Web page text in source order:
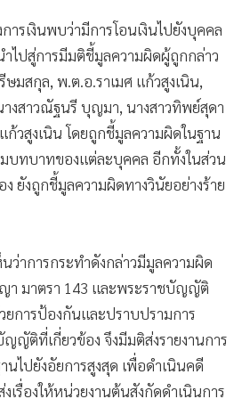
ารเงินพบว่ามีการโอนเงินไปยังบุคคล
ำไปสู่การมีมติชี้มูลความผิดผู้ถูกกล่าว
มสกุล, พ.ต.อ.ราเมศ แก้วสูงเนิน,
างสาวณัฐนรี บุญมา, นางสาวทิพย์สุดา
ก้วสูงเนิน โดยถูกชี้มูลความผิดในฐาน
บทบาทของแต่ละบุคคล อีกทั้งในส่วน
ง ยังถูกชี้มูลความผิดทางวินัยอย่างร้าย
ว่าการกระทำดังกล่าวมีมูลความผิด
า มาตรา 143 และพระราชบัญญัติ
การป้องกันและปราบปรามการ
ญัติที่เกี่ยวข้อง จึงมีมติส่งรายงานการ
ไปยังอัยการสูงสุด เพื่อดำเนินคดี
รื่องให้หน่วยงานต้นสังกัดดำเนินการ